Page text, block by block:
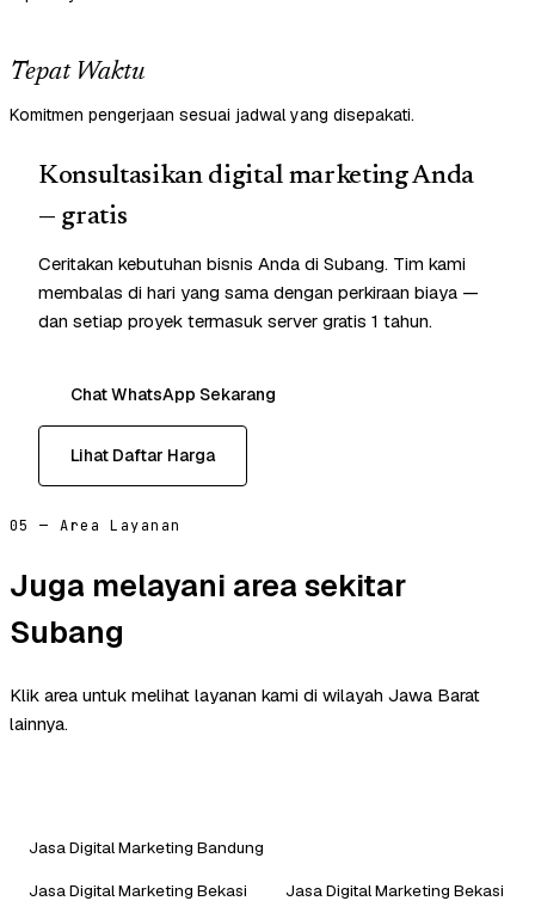
Tepat Waktu
Komitmen pengerjaan sesuai jadwal yang disepakati.
Konsultasikan digital marketing Anda
— gratis
Ceritakan kebutuhan bisnis Anda di Subang. Tim kami
membalas di hari yang sama dengan perkiraan biaya —
dan setiap proyek termasuk server gratis 1 tahun.
Chat WhatsApp Sekarang
Lihat Daftar Harga
05 — Area Layanan
Juga melayani area sekitar
Subang
Klik area untuk melihat layanan kami di wilayah Jawa Barat
lainnya.
Jasa Digital Marketing Bandung
Jasa Digital Marketing Bekasi
Jasa Digital Marketing Bekasi